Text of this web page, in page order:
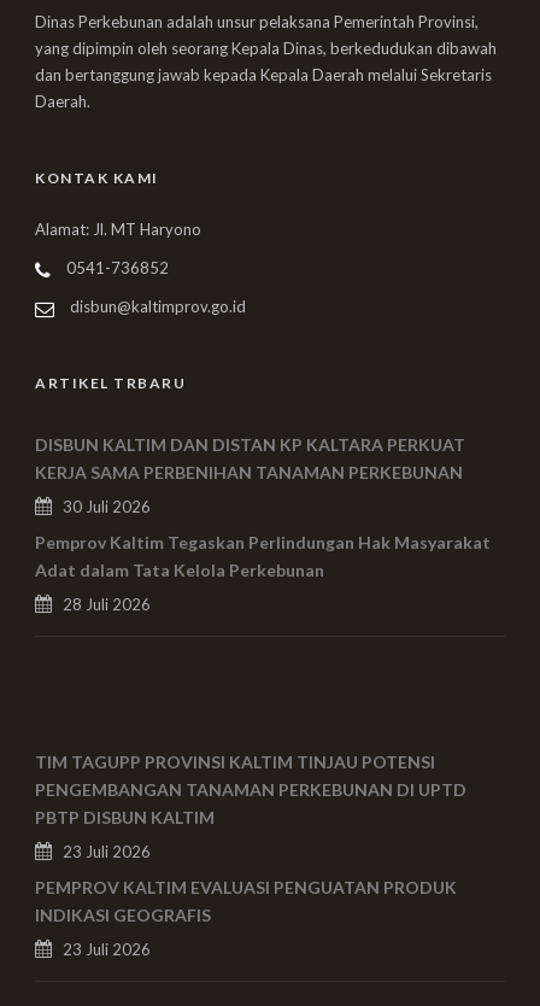
Dinas Perkebunan adalah unsur pelaksana Pemerintah Provinsi,
yang dipimpin oleh seorang Kepala Dinas, berkedudukan dibawah
dan bertanggung jawab kepada Kepala Daerah melalui Sekretaris
Daerah.
KONTAK KAMI
Alamat: Jl. MT Haryono
0541-736852
disbun@kaltimprov.go.id
ARTIKEL TRBARU
DISBUN KALTIM DAN DISTAN KP KALTARA PERKUAT
KERJA SAMA PERBENIHAN TANAMAN PERKEBUNAN
30 Juli 2026
Pemprov Kaltim Tegaskan Perlindungan Hak Masyarakat
Adat dalam Tata Kelola Perkebunan
28 Juli 2026
TIM TAGUPP PROVINSI KALTIM TINJAU POTENSI
PENGEMBANGAN TANAMAN PERKEBUNAN DI UPTD
PBTP DISBUN KALTIM
23 Juli 2026
PEMPROV KALTIM EVALUASI PENGUATAN PRODUK
INDIKASI GEOGRAFIS
23 Juli 2026